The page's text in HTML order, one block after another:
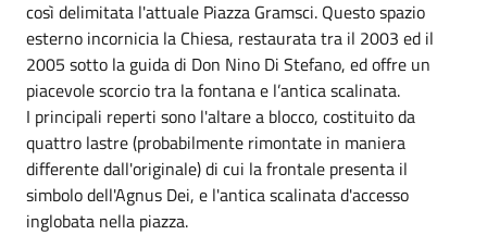
così delimitata l'attuale Piazza Gramsci. Questo spazio
esterno incornicia la Chiesa, restaurata tra il 2003 ed il
2005 sotto la guida di Don Nino Di Stefano, ed offre un
piacevole scorcio tra la fontana e l’antica scalinata.
I principali reperti sono l'altare a blocco, costituito da
quattro lastre (probabilmente rimontate in maniera
differente dall'originale) di cui la frontale presenta il
simbolo dell'Agnus Dei, e l'antica scalinata d'accesso
inglobata nella piazza.